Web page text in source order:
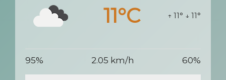
11°C ↑ 11° ↓ 11°
95% 2.05 km/h 60%